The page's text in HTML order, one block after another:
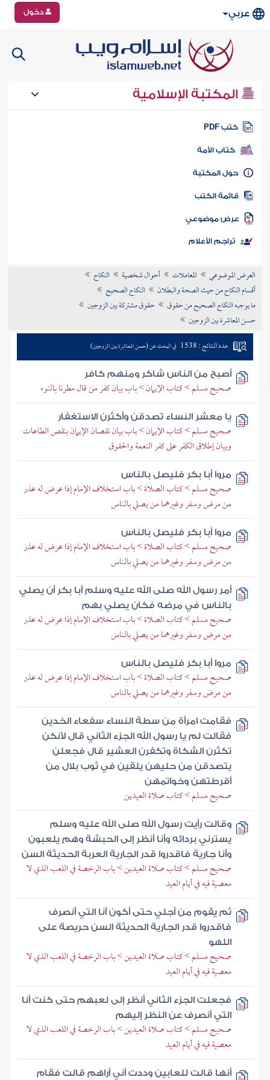
عربي دخول
المكتبة الإسلامية
كتب PDF
كتاب الأمة
المكتبة
الكتب
موضوعي
تراجم الأعلام
العرض الموضوعي المعاملات أحوال شخصية
النكاح
أقسام النكاح من حيث الصحة والبطلان
النكاح الصحيح
ما يوجبه النكاح الصحيح من حقوق
حقوق مشتركة بين الزوجين
حسن المعاشرة بين الزوجين
عدد النتائج : 1538 في البحث عن (حسن المعاشرة بين الزوجين)
أصبح من الناس شاكر ومنهم كافر
صحيح مسلم > كتاب الإيمان > باب بيان كفر من قال مطرنا بالنوء
يا معشر النساء تصدقن وأكثرن الاستغفار
صحيح مسلم > كتاب الإيمان > باب بيان نقصان الإيمان بنقص الطاعات
وبيان إطلاق الكفر على كفر النعمة والحقوق
مروا أبا بكر فليصل بالناس
صحيح مسلم > كتاب الصلاة > باب استخلاف الإمام إذا عرض له عذر
من مرض وسفر وغيرهما من يصلي بالناس
مروا أبا بكر فليصل بالناس
صحيح مسلم > كتاب الصلاة > باب استخلاف الإمام إذا عرض له عذر
من مرض وسفر وغيرهما من يصلي بالناس
أمر رسول الله صلى الله عليه وسلم أبا بكر أن يصلي
بالناس في مرضه فكان يصلي بهم
صحيح مسلم > كتاب الصلاة > باب استخلاف الإمام إذا عرض له عذر
من مرض وسفر وغيرهما من يصلي بالناس
مروا أبا بكر فليصل بالناس
صحيح مسلم > كتاب الصلاة > باب استخلاف الإمام إذا عرض له عذر
من مرض وسفر وغيرهما من يصلي بالناس
فقامت امرأة من سطة النساء سفعاء الخدين
فقالت لم يا رسول الله الجزء الثاني قال لأنكن
تكثرن الشكاة وتكفرن العشير قال فجعلن
يتصدقن من حليهن يلقين في ثوب بلال من
أقرطتهن وخواتمهن
صحيح مسلم > كتاب صلاة العيدين
وقالت رأيت رسول الله صلى الله عليه وسلم
يسترني بردائه وأنا أنظر إلى الحبشة وهم يلعبون
وأنا جارية فاقدروا قدر الجارية العربة الحديثة السن
صحيح مسلم > كتاب صلاة العيدين > باب الرخصة في اللعب الذي لا
معصية فيه في أيام العيد
ثم يقوم من أجلي حتى أكون أنا التي أنصرف
فاقدروا قدر الجارية الحديثة السن حريصة على
اللهو
صحيح مسلم > كتاب صلاة العيدين > باب الرخصة في اللعب الذي لا
معصية فيه في أيام العيد
فجعلت الجزء الثاني أنظر إلى لعبهم حتى كنت أنا
التي أنصرف عن النظر إليهم
صحيح مسلم > كتاب صلاة العيدين > باب الرخصة في اللعب الذي لا
معصية فيه في أيام العيد
أنها قالت للعابين وددت أني أراهم قالت فقام